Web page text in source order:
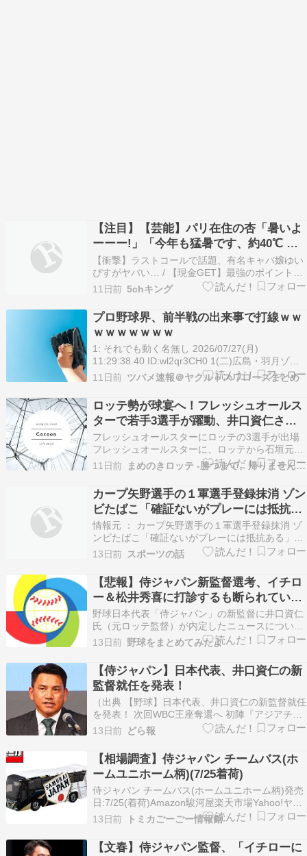
【注目】【芸能】パリ在住の杏「暑いよ
ーーー!」「今年も猛暑です、約40℃ ク
ーラーなし」
【衝撃】ラストコールで話題、有名キャバ嬢ゆい
ぴすがヤバい… / 【現金GET】最強のポイントサ
イト！！！ / 【注目】大谷翔平に「おまえに言わ
れたくない！」と怒鳴った佐藤輝…WBC内紛の全
貌【侍ジャパン惨敗の真相】 / 《「苦手な」バラ
エティアイドルTOP5》「鈴木紗理奈嫌い」発…
11日前 5chキング
プロ野球界、前半戦の出来事で打線ｗｗ
ｗｗｗｗｗｗｗ
1: それでも動く名無し 2026/07/27(月)
11:29:38.40 ID:wl2qr3CH0 1(二)広島・羽月ゾン
ビタバコで逮捕 2(遊)広島・矢野ゾンビタバコ売
人とのベッド写真流出で登録抹消 3(中)ヤクルト
12球団最速で貯金10 4(一)巨人・阿部監督、娘に
暴行で…
11日前 ツバメ速報＠ヤクルトスワローズまとめ
ロッテ勢が球宴へ！フレッシュオールス
ターで若手3選手が躍動、井口資仁さん
は4安打MVP
フレッシュオールスターにロッテの3選手が出場
フレッシュオールスターに、ロッテから石垣元気
投手、櫻井ユウヤ選手、岡村了樹選手が出場！パ
選抜の先発を任されたのは石垣投手。1回15球、1
四球、無安打、無失点。櫻井選手と岡村選手も、
それぞれ1安打。櫻井選手は押し出し四球も選
び、1打点…
11日前 まめのきロッテ -勝つまで、帰りません。-
カープ矢野選手の１軍選手登録抹消 ゾン
ビたばこ「確証ないがプレーには抵抗あ
る」鈴木球団本部長
情報元 ： カープ矢野選手の１軍選手登録抹消 ゾ
ンビたばこ「確証ないがプレーには抵抗ある」鈴
木球団本部長 ／ ガールズちゃんねる
http://girlschannel.net/topics/6207157/ 1. 匿名
2026/07/17(金) 13:26:21 侍ジャパン…
13日前 スポーツの話
【悲報】侍ジャパン新監督選考、イチロ
ー＆松井秀喜に打診するも断られていた
模様…ｗｗｗｗ
野球日本代表「侍ジャパン」の新監督に井口資仁
氏（元ロッテ監督）が内定したニュースについ
て、なんJ・おんJでの反応をまとめました。 報道
によると、WBCやロス五輪に向けた選考過程でリ
スト最上位だったイチロー氏や松井秀喜氏にもオ
ファーを出していたものの、断りや門前払いを食
らっていた…
13日前 野球をまとめてみたよ
【侍ジャパン】日本代表、井口資仁の新
監督就任を発表！
（出典 【野球】日本代表、井口資仁の新監督就任
を発表！ 次回WBC王座奪還へ 初陣『アジアチャ
ンピオンシップ』は国内組だけで挑む [冬月記者
★]）1 冬月記者 ★ ：2026/07/25(土) 17:01:04.59
ID:KVSful1j9 プロ野球の福岡ダイエー（現福岡ソ
フ…
13日前 どら報
【相場調査】侍ジャパン チームバス(ホ
ームユニホーム柄)(7/25着荷)
侍ジャパン チームバス(ホームユニホーム柄)発売
日:7/25(着荷)Amazon駿河屋楽天市場Yahoo!ヤフ
オクメルカリ3,000～今すぐ購入
13日前 トミカごーごー情報館
【文春】侍ジャパン監督、「イチローに